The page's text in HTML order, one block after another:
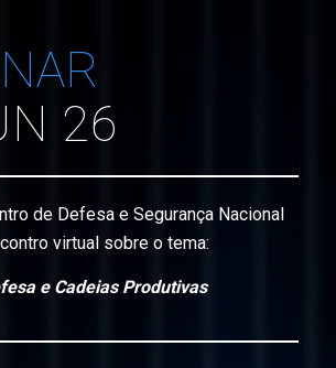
26
de Defesa e Segurança Nacional
virtual sobre o tema:
e Cadeias Produtivas